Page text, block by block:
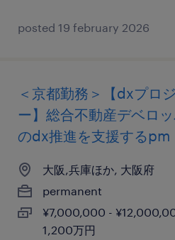
posted 19 february 2026
＜京都勤務＞【dxプロ
ー】総合不動産デベロ
のdx推進を支援するpm
大阪,兵庫ほか, 大阪府
permanent
¥7,000,000 -
1,200万円